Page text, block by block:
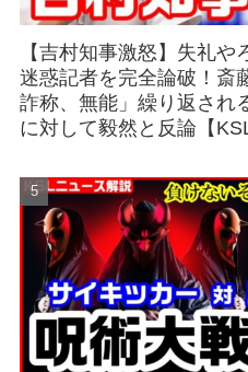
【吉村知事激怒】失礼や
迷惑記者を完全論破！斎
詐称、無能」繰り返され
に対して毅然と反論【